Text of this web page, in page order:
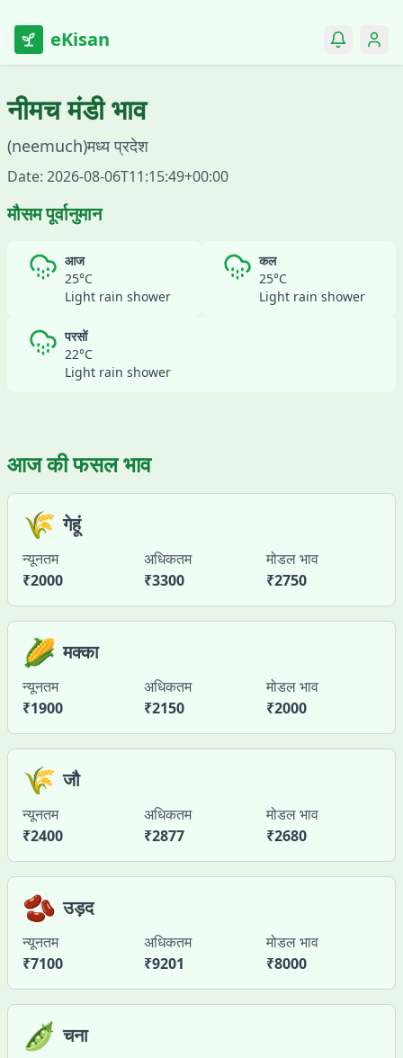
eKisan
नीमचमंडी भाव
(neemuch)मध्य प्रदेश
Date: 2026-08-06T11:15:49+00:00
मौसम पूर्वानुमान
आज
25°C
Light rain shower
कल
25°C
Light rain shower
परसों
22°C
Light rain shower
आज की फसल भाव
🌾 गेहूं
न्यूनतम
₹2000
अधिकतम
₹3300
मोडल भाव
₹2750
🌽 मक्का
न्यूनतम
₹1900
अधिकतम
₹2150
मोडल भाव
₹2000
🌾 जौ
न्यूनतम
₹2400
अधिकतम
₹2877
मोडल भाव
₹2680
🫘 उड़द
न्यूनतम
₹7100
अधिकतम
₹9201
मोडल भाव
₹8000
🫛 चना